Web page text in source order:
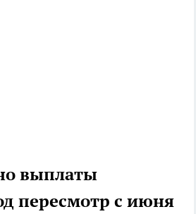
выплаты
пересмотр с июня